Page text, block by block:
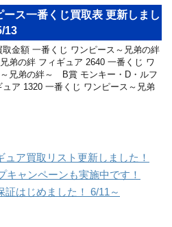
ース一番くじ買取表 更新しまし
13
取金額 一番くじ ワンピース～兄弟の絆
弟の絆 フィギュア 2640 一番くじ ワ
兄弟の絆～ B賞 モンキー・D・ルフ
ュア 1320 一番くじ ワンピース～兄弟
ュア買取リスト更新しました！
キャンペーンも実施中です！
証はじめました！ 6/11～